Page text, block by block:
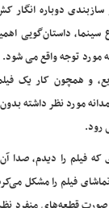
دوباره انگار
سینما، داستان‌گویی
توجه واقع می شود.
و همچون کار یک
مورد نظر داشته
رود.
فیلم را دیدم، صدا
فیلم را مشکل